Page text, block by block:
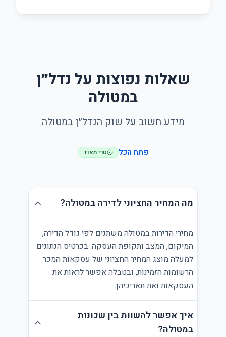
שאלות נפוצות על נדל״ן
במטולה
מידע חשוב על שוק הנדל״ן במטולה
פתח הכל טרי מאוד
מה המחיר החציוני לדירה במטולה?
מחירי הדירות במטולה משתנים לפי גודל הדירה,
המיקום, המצב ותקופת העסקה. בכרטיס הנתונים
למעלה מוצג המחיר החציוני של עסקאות המכר
הרשומות הזמינות, ובטבלה אפשר לראות את
העסקאות ואת תאריכיהן.
איך אפשר להשוות בין שכונות
במטולה?